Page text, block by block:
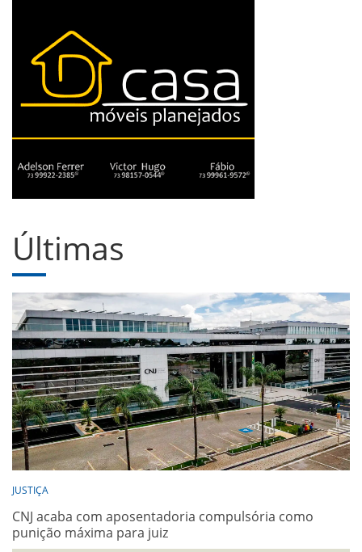
Últimas
JUSTIÇA
CNJ acaba com aposentadoria compulsória como
punição máxima para juiz